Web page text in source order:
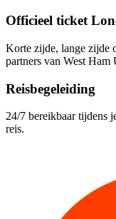
Officieel ticket
Korte zijde, lange zijde
partners van West Ham
Reisbegeleiding
24/7 bereikbaar tijdens
reis.